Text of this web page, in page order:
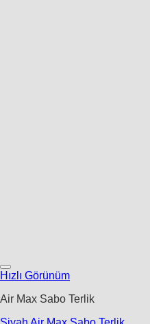
Hızlı Görünüm
Air Max Sabo Terlik